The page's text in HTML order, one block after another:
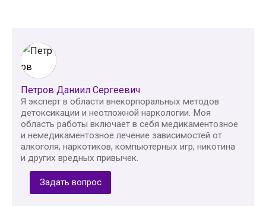
Петров Даниил Сергеевич
Я эксперт в области внекорпоральных методов
детоксикации и неотложной наркологии. Моя
область работы включает в себя медикаментозное
и немедикаментозное лечение зависимостей от
алкоголя, наркотиков, компьютерных игр, никотина
и других вредных привычек.
Задать вопрос